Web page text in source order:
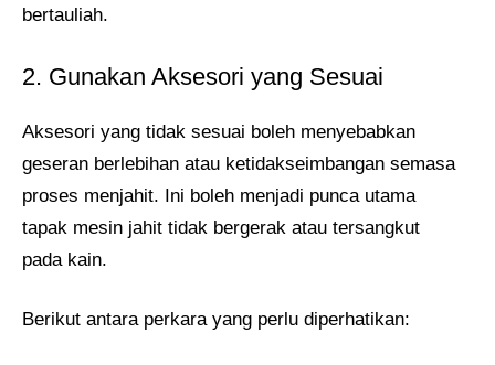
bertauliah.
2. Gunakan Aksesori yang Sesuai
Aksesori yang tidak sesuai boleh menyebabkan
geseran berlebihan atau ketidakseimbangan semasa
proses menjahit. Ini boleh menjadi punca utama
tapak mesin jahit tidak bergerak atau tersangkut
pada kain.
Berikut antara perkara yang perlu diperhatikan: